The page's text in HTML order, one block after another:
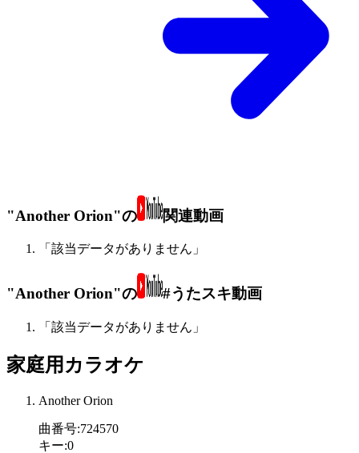
"Another Orion"の 関連動画
「該当データがありません」
"Another Orion"の #うたスキ動画
「該当データがありません」
家庭用カラオケ
Another Orion
曲番号:724570
キー:0